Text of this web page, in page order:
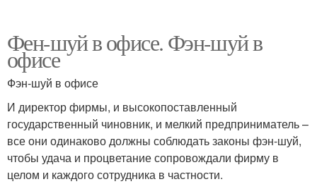
Фен-шуй в офисе. Фэн-шуй в
офисе
Фэн-шуй в офисе
И директор фирмы, и высокопоставленный
государственный чиновник, и мелкий предприниматель –
все они одинаково должны соблюдать законы фэн-шуй,
чтобы удача и процветание сопровождали фирму в
целом и каждого сотрудника в частности.